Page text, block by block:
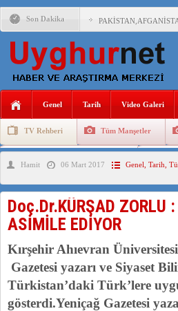
Son Dakika
ÇİN’İN DOĞU
DİYANET
ÇİN’İN UYGUR
MHP’DEN URUMÇİ
ÇİN’İN ANKARA
Genel Tarih Video Galeri
TV Rehberi Tüm Manşetler
Uygurlarda Düğün ve Cenaze
Hamit 06 Mart 2017 Genel Tarih
Doç.Dr.KÜRŞAD ZORLU
ASİMİLE EDİYOR
Kırşehir Ahıevran
Gazetesi yazarı ve Siyaset
Türkistan’daki Türk’lere
gösterdi.Yeniçağ Gazetesi